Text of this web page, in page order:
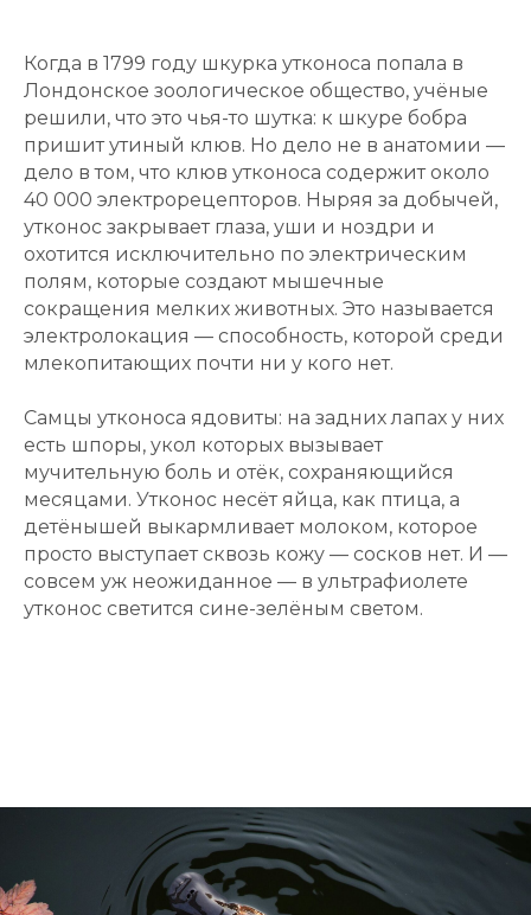
Когда в 1799 году шкурка утконоса попала в
Лондонское зоологическое общество, учёные
решили, что это чья-то шутка: к шкуре бобра
пришит утиный клюв. Но дело не в анатомии —
дело в том, что клюв утконоса содержит около
40 000 электрорецепторов. Ныряя за добычей,
утконос закрывает глаза, уши и ноздри и
охотится исключительно по электрическим
полям, которые создают мышечные
сокращения мелких животных. Это называется
электролокация — способность, которой среди
млекопитающих почти ни у кого нет.
Самцы утконоса ядовиты: на задних лапах у них
есть шпоры, укол которых вызывает
мучительную боль и отёк, сохраняющийся
месяцами. Утконос несёт яйца, как птица, а
детёнышей выкармливает молоком, которое
просто выступает сквозь кожу — сосков нет. И —
совсем уж неожиданное — в ультрафиолете
утконос светится сине-зелёным светом.